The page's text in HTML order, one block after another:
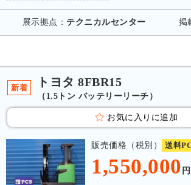
展示拠点： テクニカルセンター 掲
新着 トヨタ 8FBR15
（1.5トン バッテリーリーチ）
お気に入りに追加
販売価格（税別） 送料
1,550,000 円